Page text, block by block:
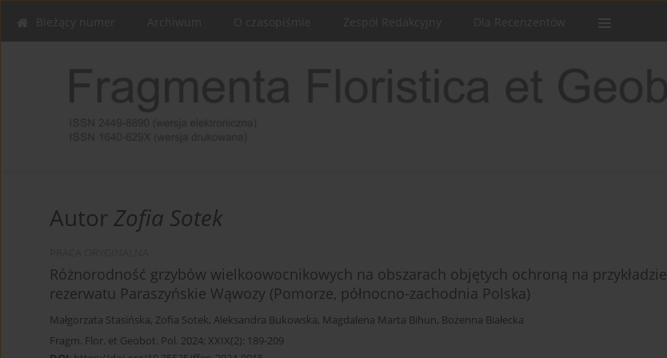
AutorZofia Sotek
Różnorodność grzybów wielkoowocnikowych na obszarach objętych ochroną na przykładzie
rezerwatu Paraszyńskie Wąwozy (Pomorze, północno-zachodnia Polska)
Małgorzata Stasińska, Zofia Sotek, Aleksandra Bukowska, Magdalena Marta Bihun, Bożenna Białecka
Fragm. Flor. et Geobot. Pol. 2024; XXIX(2): 189-209